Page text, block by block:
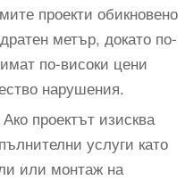
проекти обикновено
метър, докато по-
по-високи цени
нарушения.
Ако проектът изисква
услуги като
или монтаж на